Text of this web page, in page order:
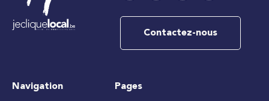
Contactez-nous
Navigation Pages